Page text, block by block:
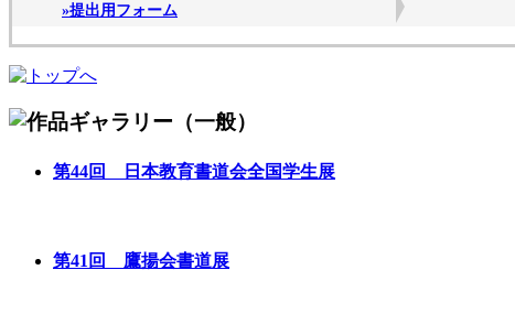
»提出用フォーム
第44回 日本教育書道会全国学生展
第41回 鷹揚会書道展